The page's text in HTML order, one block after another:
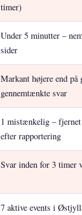
timer)
Under 5 minutter –
sider
Markant højere end på
gennemtænkte svar
1 mistænkelig –
efter rapportering
Svar inden for 3 timer
7 aktive events i